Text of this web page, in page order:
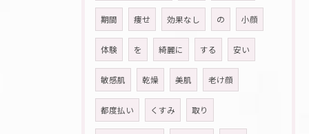
期間 痩せ 効果なし の 小顔
体験 を 綺麗に する 安い
敏感肌 乾燥 美肌 老け顔
都度払い くすみ 取り